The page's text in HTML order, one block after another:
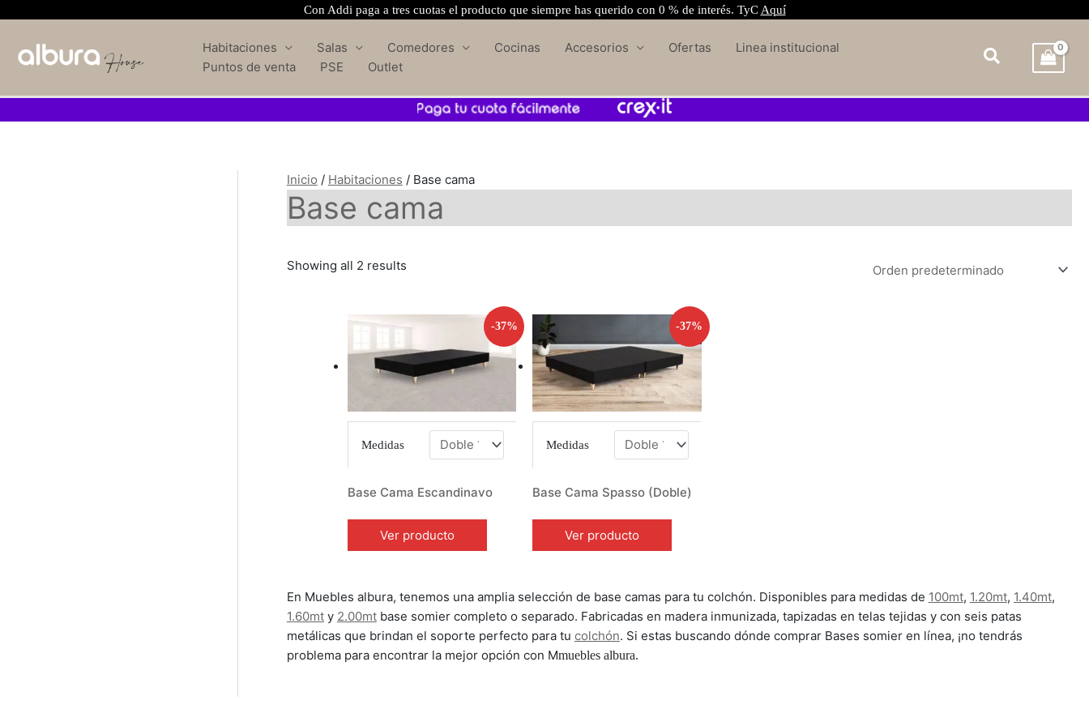
Con Addi paga a tres cuotas el producto que siempre has querido con 0 % de interés. TyC Aquí
Habitaciones Salas Comedores Cocinas Accesorios Ofertas
Linea institucional
Puntos de venta
PSE Outlet
Inicio / Habitaciones / Base cama
Base cama
Showing all 2 results
-37%
Medidas
Base Cama Escandinavo
Ver producto
-37%
Medidas
Base Cama Spasso (Doble)
Ver producto
En Muebles albura, tenemos una amplia selección de base camas para tu colchón. Disponibles para medidas de 100mt, 1.20mt, 1.40mt,
1.60mty 2.00mtbase somier completo o separado. Fabricadas en madera inmunizada, tapizadas en telas tejidas y con seis patas
metálicas que brindan el soporte perfecto para tu colchón. Si estas buscando dónde comprar Bases somier en línea, ¡no tendrás
problema para encontrar la mejor opción con Mmuebles albura.